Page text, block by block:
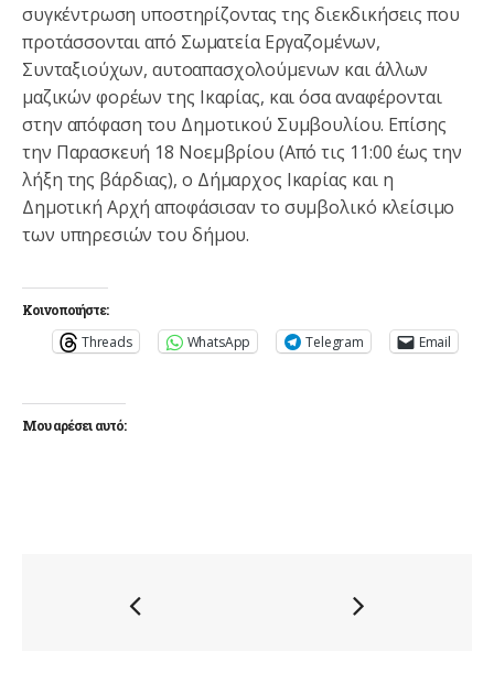
συγκέντρωση υποστηρίζοντας της διεκδικήσεις που
προτάσσονται από Σωματεία Εργαζομένων,
Συνταξιούχων, αυτοαπασχολούμενων και άλλων
μαζικών φορέων της Ικαρίας, και όσα αναφέρονται
στην απόφαση του Δημοτικού Συμβουλίου. Επίσης
την Παρασκευή 18 Νοεμβρίου (Από τις 11:00 έως την
λήξη της βάρδιας), ο Δήμαρχος Ικαρίας και η
Δημοτική Αρχή αποφάσισαν το συμβολικό κλείσιμο
των υπηρεσιών του δήμου.
Κοινοποιήστε:
Threads WhatsApp Telegram Email
Μου αρέσει αυτό: